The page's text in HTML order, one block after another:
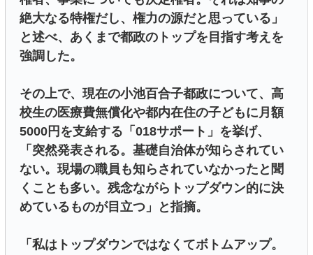
絶大なる特権だし、権力の源だと思っている」
と述べ、あくまで都政のトップを目指す考えを
強調した。
その上で、現在の小池百合子都政について、高
校生の医療費無償化や都内在住の子どもに月額
5000円を支給する「018サポート」を挙げ、
「突然発表される。基礎自治体が知らされてい
ない。現場の職員も知らされていなかったと聞
くことも多い。残念ながらトップダウン的に決
めているものが目立つ」と指摘。
「私はトップダウンではなくてボトムアップ。